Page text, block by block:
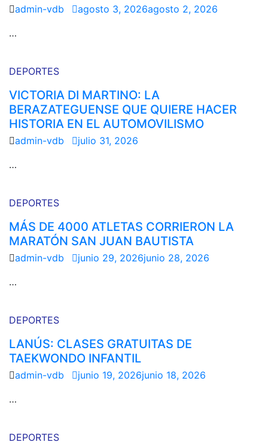
admin-vdb agosto 3, 2026agosto 2, 2026
…
DEPORTES
VICTORIA DI MARTINO: LA
BERAZATEGUENSE QUE QUIERE HACER
HISTORIA EN EL AUTOMOVILISMO
admin-vdb
julio 31, 2026
…
DEPORTES
MÁS DE 4000 ATLETAS CORRIERON LA
MARATÓN SAN JUAN BAUTISTA
admin-vdb junio 29, 2026junio 28, 2026
…
DEPORTES
LANÚS: CLASES GRATUITAS DE
TAEKWONDO INFANTIL
admin-vdb junio 19, 2026junio 18, 2026
…
DEPORTES